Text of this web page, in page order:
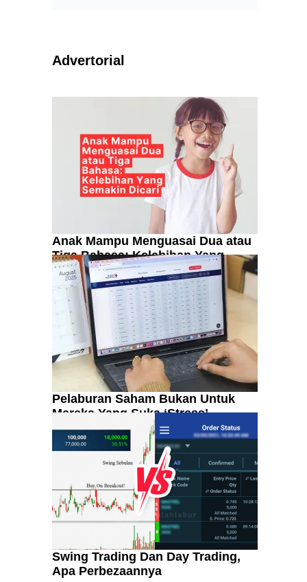
Advertorial
Anak Mampu Menguasai Dua atau
Tiga Bahasa: Kelebihan Yang
Semakin Dicari
Pelaburan Saham Bukan Untuk
Mereka Yang Suka ‘Stress’
Swing Trading Dan Day Trading,
Apa Perbezaannya
Kenali Franchisee Disebalik